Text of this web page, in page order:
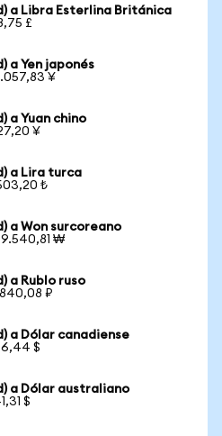
a Libra Esterlina Británica
£
a Yen japonés
¥
a Yuan chino
¥
a Lira turca
₺
a Won surcoreano
₩
a Rublo ruso
₽
a Dólar canadiense
$
a Dólar australiano
$